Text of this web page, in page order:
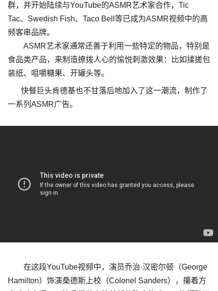
群，并开始陆续与YouTube的ASMR艺术家合作， Tic
Tac、 Swedish Fish、 Taco Bell 等已成为ASMR视频中的高
频客串品牌。
ASMR艺术家通常还善于利用一些特定的物品，特别是
食品类产品，来制造撩拨人心的愉悦刺激效果：比如揉搓包
装纸、咀嚼糖果、开罐头等。
快餐巨头肯德基也不甘落后地加入了这一潮流，制作了
一系列 ASMR广告。
在这段YouTube视频中，演员乔治·汉密尔顿（George
Hamilton）饰演桑德斯上校（Colonel Sanders），攥着方